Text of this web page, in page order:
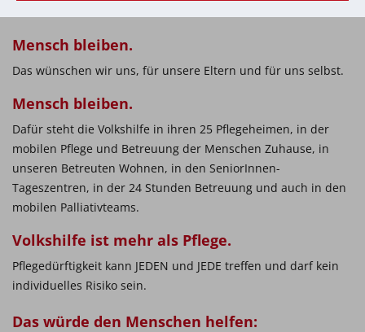
Mensch bleiben.
Das wünschen wir uns, für unsere Eltern und für uns selbst.
Mensch bleiben.
Dafür steht die Volkshilfe in ihren 25 Pflegeheimen, in der
mobilen Pflege und Betreuung der Menschen Zuhause, in
unseren Betreuten Wohnen, in den SeniorInnen-
Tageszentren, in der 24 Stunden Betreuung und auch in den
mobilen Palliativteams.
Volkshilfe ist mehr als Pflege.
Pflegedürftigkeit kann JEDEN und JEDE treffen und darf kein
individuelles Risiko sein.
Das würde den Menschen helfen: